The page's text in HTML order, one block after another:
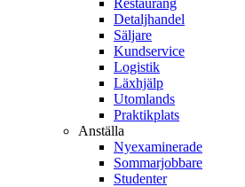
Restaurang
Detaljhandel
Säljare
Kundservice
Logistik
Läxhjälp
Utomlands
Praktikplats
Anställa
Nyexaminerade
Sommarjobbare
Studenter